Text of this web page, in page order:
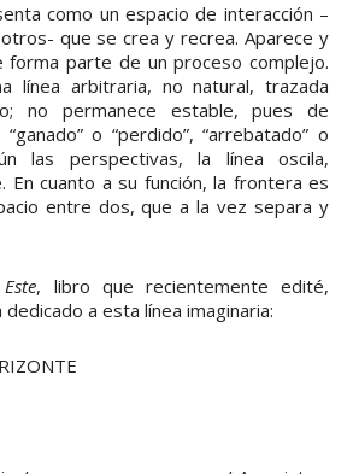
como un espacio de interacción –
que se crea y recrea. Aparece y
forma parte de un proceso complejo.
línea arbitraria, no natural, trazada
no permanece estable, pues de
o “perdido”, “arrebatado” o
las perspectivas, la línea oscila,
En cuanto a su función, la frontera es
entre dos, que a la vez separa y
, libro que recientemente edité,
a esta línea imaginaria: